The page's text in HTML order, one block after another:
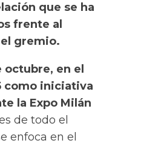
que se ha
frente al
gremio.
octubre, en el
como iniciativa
la Expo Milán
de todo el
enfoca en el